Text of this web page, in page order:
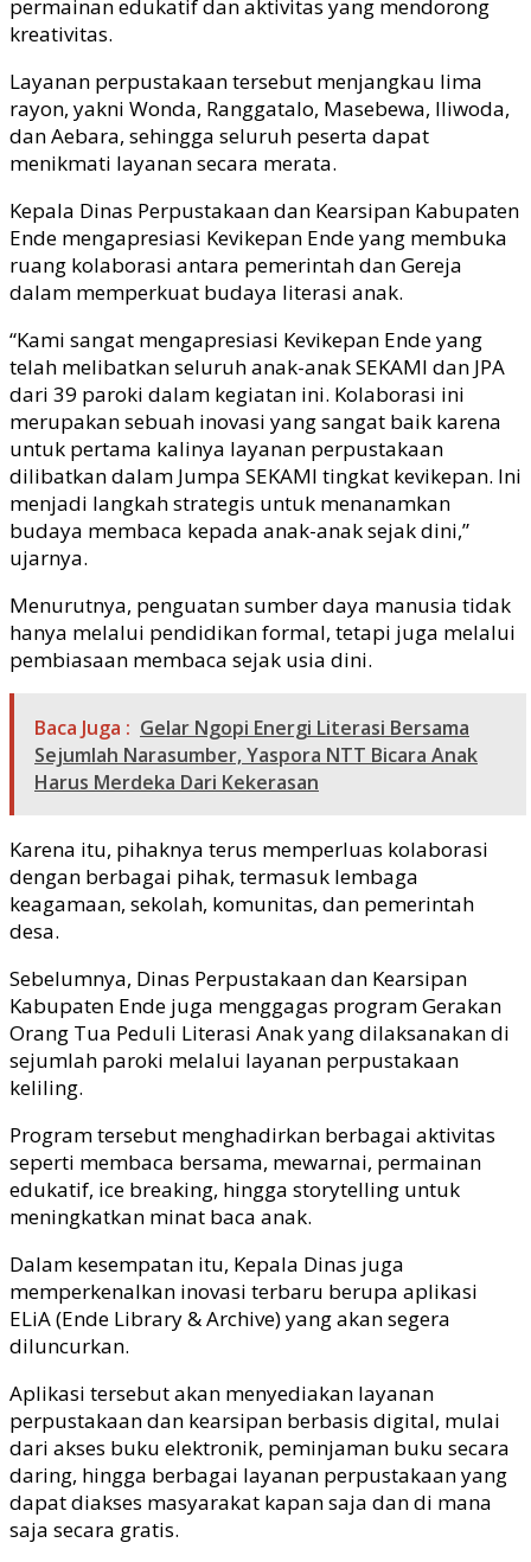
permainan edukatif dan aktivitas yang mendorong
kreativitas.
Layanan perpustakaan tersebut menjangkau lima
rayon, yakni Wonda, Ranggatalo, Masebewa, Iliwoda,
dan Aebara, sehingga seluruh peserta dapat
menikmati layanan secara merata.
Kepala Dinas Perpustakaan dan Kearsipan Kabupaten
Ende mengapresiasi Kevikepan Ende yang membuka
ruang kolaborasi antara pemerintah dan Gereja
dalam memperkuat budaya literasi anak.
“Kami sangat mengapresiasi Kevikepan Ende yang
telah melibatkan seluruh anak-anak SEKAMI dan JPA
dari 39 paroki dalam kegiatan ini. Kolaborasi ini
merupakan sebuah inovasi yang sangat baik karena
untuk pertama kalinya layanan perpustakaan
dilibatkan dalam Jumpa SEKAMI tingkat kevikepan. Ini
menjadi langkah strategis untuk menanamkan
budaya membaca kepada anak-anak sejak dini,”
ujarnya.
Menurutnya, penguatan sumber daya manusia tidak
hanya melalui pendidikan formal, tetapi juga melalui
pembiasaan membaca sejak usia dini.
Baca Juga : Gelar Ngopi Energi Literasi Bersama
Sejumlah Narasumber, Yaspora NTT Bicara Anak
Harus Merdeka Dari Kekerasan
Karena itu, pihaknya terus memperluas kolaborasi
dengan berbagai pihak, termasuk lembaga
keagamaan, sekolah, komunitas, dan pemerintah
desa.
Sebelumnya, Dinas Perpustakaan dan Kearsipan
Kabupaten Ende juga menggagas program Gerakan
Orang Tua Peduli Literasi Anak yang dilaksanakan di
sejumlah paroki melalui layanan perpustakaan
keliling.
Program tersebut menghadirkan berbagai aktivitas
seperti membaca bersama, mewarnai, permainan
edukatif, ice breaking, hingga storytelling untuk
meningkatkan minat baca anak.
Dalam kesempatan itu, Kepala Dinas juga
memperkenalkan inovasi terbaru berupa aplikasi
ELiA (Ende Library & Archive) yang akan segera
diluncurkan.
Aplikasi tersebut akan menyediakan layanan
perpustakaan dan kearsipan berbasis digital, mulai
dari akses buku elektronik, peminjaman buku secara
daring, hingga berbagai layanan perpustakaan yang
dapat diakses masyarakat kapan saja dan di mana
saja secara gratis.